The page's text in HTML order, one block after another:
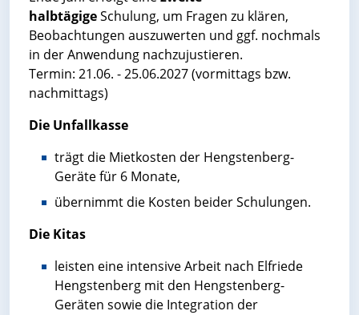
halbtägigeSchulung, um Fragen zu klären,
Beobachtungen auszuwerten und ggf. nochmals
in der Anwendung nachzujustieren.
Termin: 21.06. - 25.06.2027 (vormittags bzw.
nachmittags)
Die Unfallkasse
trägt die Mietkosten der Hengstenberg-
Geräte für 6 Monate,
übernimmt die Kosten beider Schulungen.
Die Kitas
leisten eine intensive Arbeit nach Elfriede
Hengstenberg mit den Hengstenberg-
Geräten sowie die Integration der